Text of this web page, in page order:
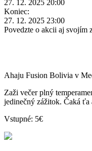
27. 12. 2025 20:00
Koniec:
27. 12. 2025 23:00
Povedzte o akcii aj svojím
Ahaju Fusion Bolivia v
Zaži večer plný
jedinečný zážitok. Čaká ťa
Vstupné: 5€